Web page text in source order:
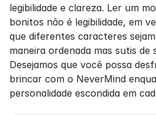
legibilidade e clareza. Ler um
bonitos não é legibilidade, em
que diferentes caracteres
maneira ordenada mas sutis de
Desejamos que você possa
brincar com o NeverMind
personalidade escondida em